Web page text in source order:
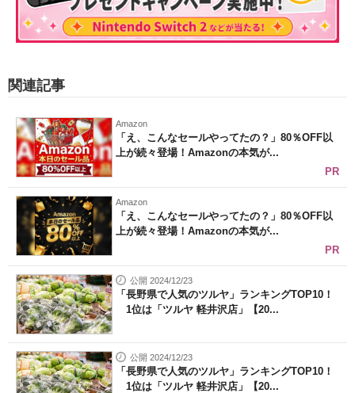
関連記事
Amazon
「え、こんなセールやってたの？」80％OFF以
上が続々登場！Amazonの本気が...
PR
Amazon
「え、こんなセールやってたの？」80％OFF以
上が続々登場！Amazonの本気が...
PR
公開 2024/12/23
「長野県で人気のツルヤ」ランキングTOP10！
1位は「ツルヤ 軽井沢店」【20...
公開 2024/12/23
「長野県で人気のツルヤ」ランキングTOP10！
1位は「ツルヤ 軽井沢店」【20...